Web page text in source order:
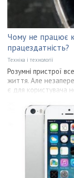
Чому не працює
працездатність?
Техніка і технології
Розумні пристрої
життя. Але
є для користувача